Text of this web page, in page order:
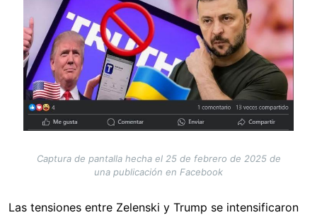
Captura de pantalla hecha el 25 de febrero de 2025 de
una publicación en Facebook
Las tensiones entre Zelenski y Trump se intensificaron